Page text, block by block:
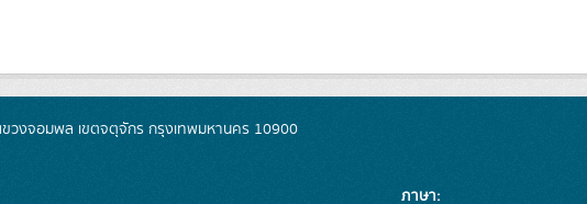
วงจอมพล เขตจตุจักร กรุงเทพมหานคร 10900
ภาษา